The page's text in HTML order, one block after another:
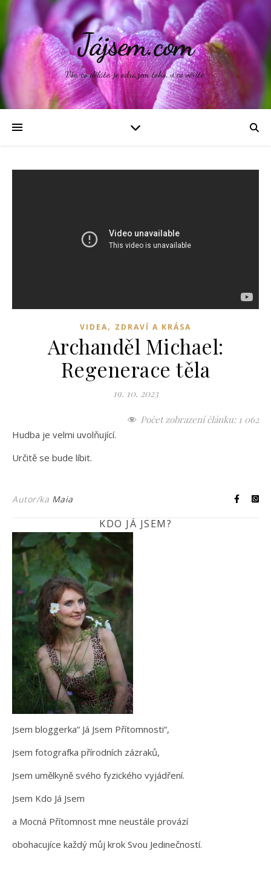
Jájsem.com
Vše, co děláte, je odrazem toho, v co věříte.
VIDEA, ZDRAVÍ A KRÁSA
Archanděl Michael:
Regenerace těla
19. 10. 2023
Počet zobrazení článku: 1 062
Hudba je velmi uvolňující.
Určitě se bude líbit.
Autor/ka Maia
KDO JÁ JSEM?
Jsem bloggerka“ Já Jsem Přítomnosti“,
Jsem fotografka přírodních zázraků,
Jsem umělkyně svého fyzického vyjádření.
Jsem Kdo Já Jsem
a Mocná Přítomnost mne neustále provází
obohacujíce každý můj krok Svou Jedinečností.